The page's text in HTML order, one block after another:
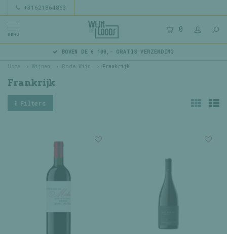
+31621864863
MENU
0
BOVEN DE € 100,- GRATIS VERZENDING
Home Wijnen Rode Wijn Frankrijk
Frankrijk
Filters